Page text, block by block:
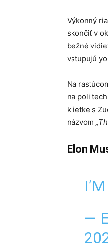
Výkonný
skončiť v
bežné
vstupujú
Na
na poli
klietke s
názvom
Elon
—